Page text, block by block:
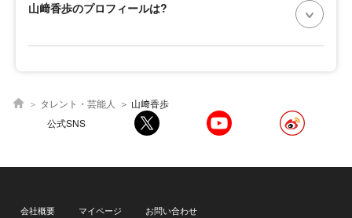
山﨑香歩のプロフィールは?
タレント・芸能人
山﨑香歩
公式SNS
会社概要 マイページ
お問い合わせ